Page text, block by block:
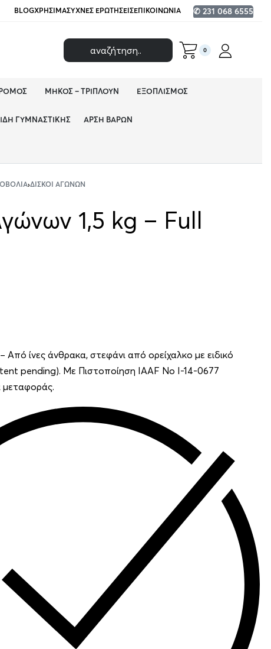
BLOGΧΡΉΣΙΜΑΣΥΧΝΈΣ ΕΡΩΤΉΣΕΙΣΕΠΙΚΟΙΝΩΝΊΑ ✆ 231 068 6555
0
ΜΉΚΟΣ – ΤΡΙΠΛΟΎΝ ΕΞΟΠΛΙΣΜΌΣ
ΓΥΜΝΑΣΤΙΚΉΣ ΆΡΣΗ ΒΑΡΏΝ
›ΔΊΣΚΟΙ ΑΓΏΝΩΝ
1,5 kg – Full
Από ίνες άνθρακα, στεφάνι από ορείχαλκο με ειδικό
pending). Με Πιστοποίηση IAAF Νο I-14-0677
μεταφοράς.